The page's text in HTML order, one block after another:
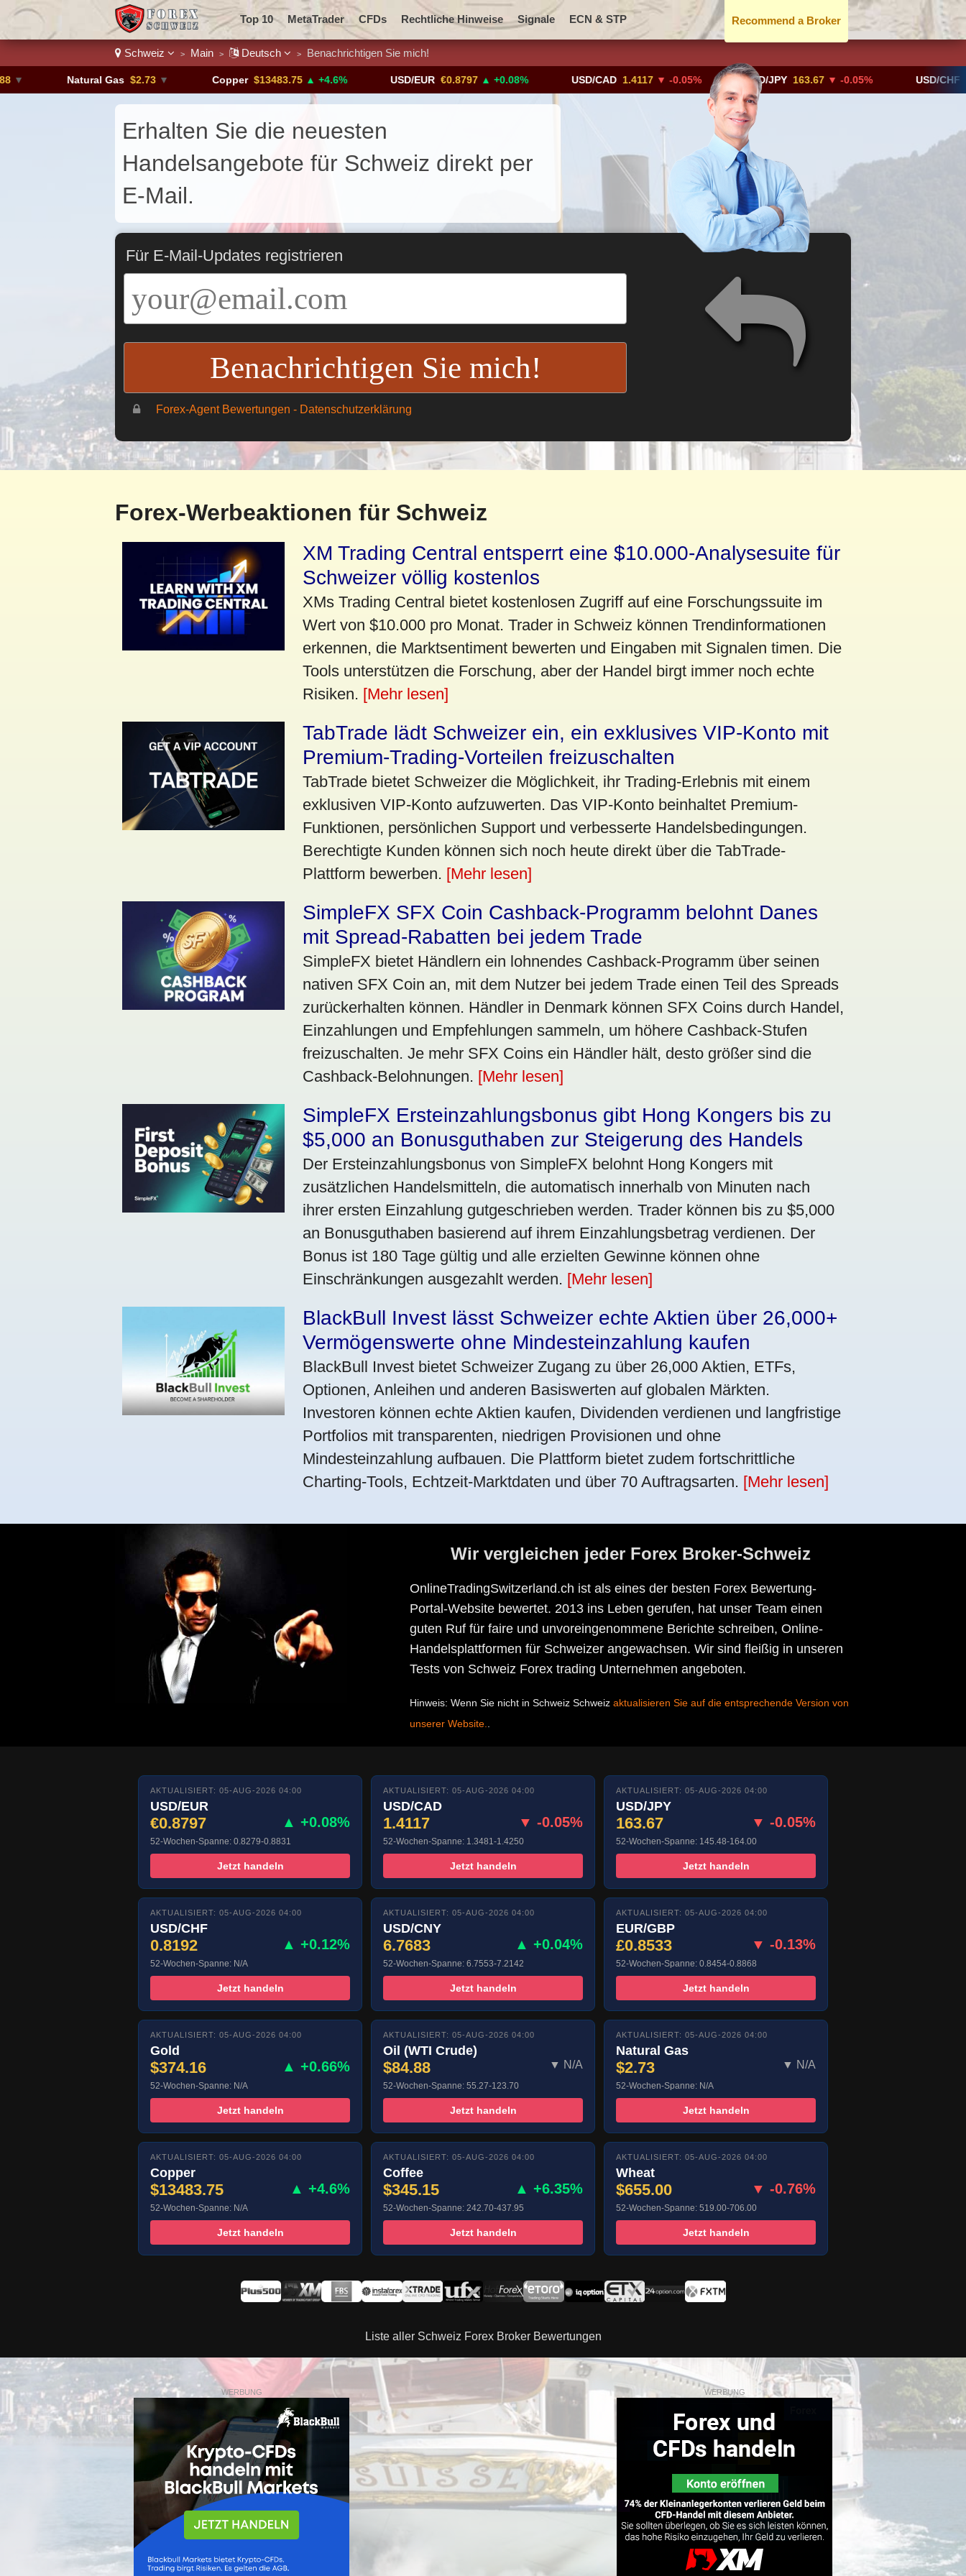
Top 10 MetaTrader CFDs Rechtliche Hinweise Signale ECN & STP
Binäre Währungspaare Werbeaktionen
Recommend a Broker
Schweiz > Main > Deutsch > Benachrichtigen Sie mich!
Natural Gas $2.73 ▼ Copper $13483.75 ▲ +4.6% USD/EUR €0.8797 ▲ +0.08% USD/CAD 1.4117 ▼ -0.05% USD/JPY 163.67 ▼ -0.05% USD/CHF 0.8192
Erhalten Sie die neuesten
Handelsangebote für Schweiz direkt per
E-Mail.
Für E-Mail-Updates registrieren
Forex-Agent Bewertungen - Datenschutzerklärung
Forex-Werbeaktionen für Schweiz
XM Trading Central entsperrt eine $10.000-Analysesuite für
Schweizer völlig kostenlos
XMs Trading Central bietet kostenlosen Zugriff auf eine Forschungssuite im
Wert von $10.000 pro Monat. Trader in Schweiz können Trendinformationen
erkennen, die Marktsentiment bewerten und Eingaben mit Signalen timen. Die
Tools unterstützen die Forschung, aber der Handel birgt immer noch echte
Risiken. [Mehr lesen]
TabTrade lädt Schweizer ein, ein exklusives VIP-Konto mit
Premium-Trading-Vorteilen freizuschalten
TabTrade bietet Schweizer die Möglichkeit, ihr Trading-Erlebnis mit einem
exklusiven VIP-Konto aufzuwerten. Das VIP-Konto beinhaltet Premium-
Funktionen, persönlichen Support und verbesserte Handelsbedingungen.
Berechtigte Kunden können sich noch heute direkt über die TabTrade-
Plattform bewerben. [Mehr lesen]
SimpleFX SFX Coin Cashback-Programm belohnt Danes
mit Spread-Rabatten bei jedem Trade
SimpleFX bietet Händlern ein lohnendes Cashback-Programm über seinen
nativen SFX Coin an, mit dem Nutzer bei jedem Trade einen Teil des Spreads
zurückerhalten können. Händler in Denmark können SFX Coins durch Handel,
Einzahlungen und Empfehlungen sammeln, um höhere Cashback-Stufen
freizuschalten. Je mehr SFX Coins ein Händler hält, desto größer sind die
Cashback-Belohnungen. [Mehr lesen]
SimpleFX Ersteinzahlungsbonus gibt Hong Kongers bis zu
$5,000 an Bonusguthaben zur Steigerung des Handels
Der Ersteinzahlungsbonus von SimpleFX belohnt Hong Kongers mit
zusätzlichen Handelsmitteln, die automatisch innerhalb von Minuten nach
ihrer ersten Einzahlung gutgeschrieben werden. Trader können bis zu $5,000
an Bonusguthaben basierend auf ihrem Einzahlungsbetrag verdienen. Der
Bonus ist 180 Tage gültig und alle erzielten Gewinne können ohne
Einschränkungen ausgezahlt werden. [Mehr lesen]
BlackBull Invest lässt Schweizer echte Aktien über 26,000+
Vermögenswerte ohne Mindesteinzahlung kaufen
BlackBull Invest bietet Schweizer Zugang zu über 26,000 Aktien, ETFs,
Optionen, Anleihen und anderen Basiswerten auf globalen Märkten.
Investoren können echte Aktien kaufen, Dividenden verdienen und langfristige
Portfolios mit transparenten, niedrigen Provisionen und ohne
Mindesteinzahlung aufbauen. Die Plattform bietet zudem fortschrittliche
Charting-Tools, Echtzeit-Marktdaten und über 70 Auftragsarten. [Mehr lesen]
Wir vergleichen jeder Forex Broker-Schweiz
OnlineTradingSwitzerland.ch ist als eines der besten Forex Bewertung-
Portal-Website bewertet. 2013 ins Leben gerufen, hat unser Team einen
guten Ruf für faire und unvoreingenommene Berichte schreiben, Online-
Handelsplattformen für Schweizer angewachsen. Wir sind fleißig in unseren
Tests von Schweiz Forex trading Unternehmen angeboten.
Hinweis: Wenn Sie nicht in Schweiz Schweiz aktualisieren Sie auf die entsprechende Version von
unserer Website..
AKTUALISIERT: 05-AUG-2026 04:00
USD/EUR
€0.8797 ▲ +0.08%
52-Wochen-Spanne: 0.8279-0.8831
Jetzt handeln
AKTUALISIERT: 05-AUG-2026 04:00
USD/CAD
1.4117 ▼ -0.05%
52-Wochen-Spanne: 1.3481-1.4250
Jetzt handeln
AKTUALISIERT: 05-AUG-2026 04:00
USD/JPY
163.67 ▼ -0.05%
52-Wochen-Spanne: 145.48-164.00
Jetzt handeln
AKTUALISIERT: 05-AUG-2026 04:00
USD/CHF
0.8192 ▲ +0.12%
52-Wochen-Spanne: N/A
Jetzt handeln
AKTUALISIERT: 05-AUG-2026 04:00
USD/CNY
6.7683 ▲ +0.04%
52-Wochen-Spanne: 6.7553-7.2142
Jetzt handeln
AKTUALISIERT: 05-AUG-2026 04:00
EUR/GBP
£0.8533 ▼ -0.13%
52-Wochen-Spanne: 0.8454-0.8868
Jetzt handeln
AKTUALISIERT: 05-AUG-2026 04:00
Gold
$374.16 ▲ +0.66%
52-Wochen-Spanne: N/A
Jetzt handeln
AKTUALISIERT: 05-AUG-2026 04:00
Oil (WTI Crude)
$84.88 ▼ N/A
52-Wochen-Spanne: 55.27-123.70
Jetzt handeln
AKTUALISIERT: 05-AUG-2026 04:00
Natural Gas
$2.73 ▼ N/A
52-Wochen-Spanne: N/A
Jetzt handeln
AKTUALISIERT: 05-AUG-2026 04:00
Copper
$13483.75 ▲ +4.6%
52-Wochen-Spanne: N/A
Jetzt handeln
AKTUALISIERT: 05-AUG-2026 04:00
Coffee
$345.15 ▲ +6.35%
52-Wochen-Spanne: 242.70-437.95
Jetzt handeln
AKTUALISIERT: 05-AUG-2026 04:00
Wheat
$655.00 ▼ -0.76%
52-Wochen-Spanne: 519.00-706.00
Jetzt handeln
Liste aller Schweiz Forex Broker Bewertungen
WERBUNG WERBUNG